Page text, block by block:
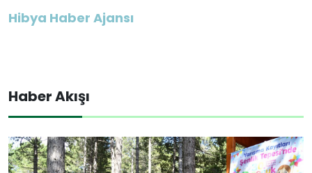
Hibya Haber Ajansı
Haber Akışı